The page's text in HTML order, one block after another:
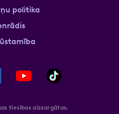
politika
tiesības aizsargātas.